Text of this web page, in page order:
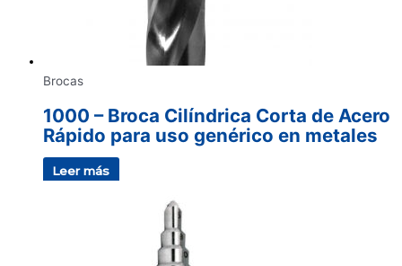
Brocas
1000 – Broca Cilíndrica Corta de Acero
Rápido para uso genérico en metales
Leer más